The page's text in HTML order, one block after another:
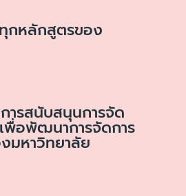
กหลักสูตรของ
ารสนับสนุนการจัด
พื่อพัฒนาการจัดการ
มหาวิทยาลัย